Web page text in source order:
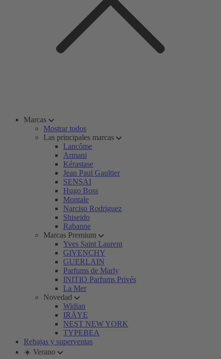
Marcas
Mostrar todos
Las principales marcas
Lancôme
Armani
Kérastase
Jean Paul Gaultier
SENSAI
Hugo Boss
Montale
Narciso Rodriguez
Shiseido
Rabanne
Marcas Premium
Yves Saint Laurent
GIVENCHY
GUERLAIN
Parfums de Marly
INITIO Parfums Privés
La Mer
Novedad
Widian
IRÄYE
NEST NEW YORK
TYPEBEA
Rebajas y superventas
☀️ Verano